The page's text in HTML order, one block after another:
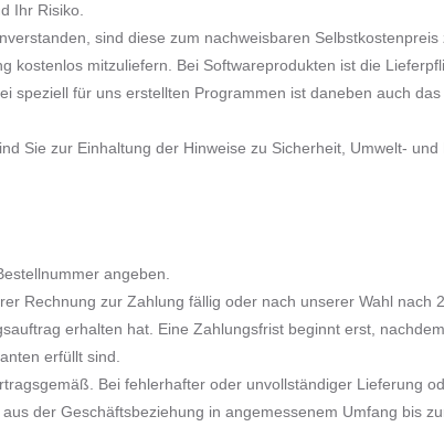
Ihr Risiko.
sind diese zum nachweisbaren Selbstkostenpreis
mitzuliefern. Bei Softwareprodukten ist die
für uns erstellten Programmen ist daneben auch
Sie zur Einhaltung der Hinweise zu Sicherheit, Umwelt- und
angeben.
Rechnung zur Zahlung fällig oder nach unserer Wahl nach
erhalten hat. Eine Zahlungsfrist beginnt erst,
erfüllt sind.
Bei fehlerhafter oder unvollständiger Lieferung
der Geschäftsbeziehung in angemessenem Umfang bis